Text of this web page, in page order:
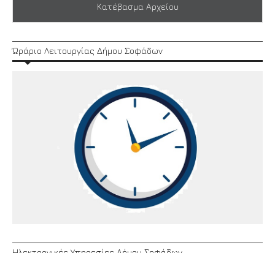
Κατέβασμα Αρχείου
Ώράριο Λειτουργίας Δήμου Σοφάδων